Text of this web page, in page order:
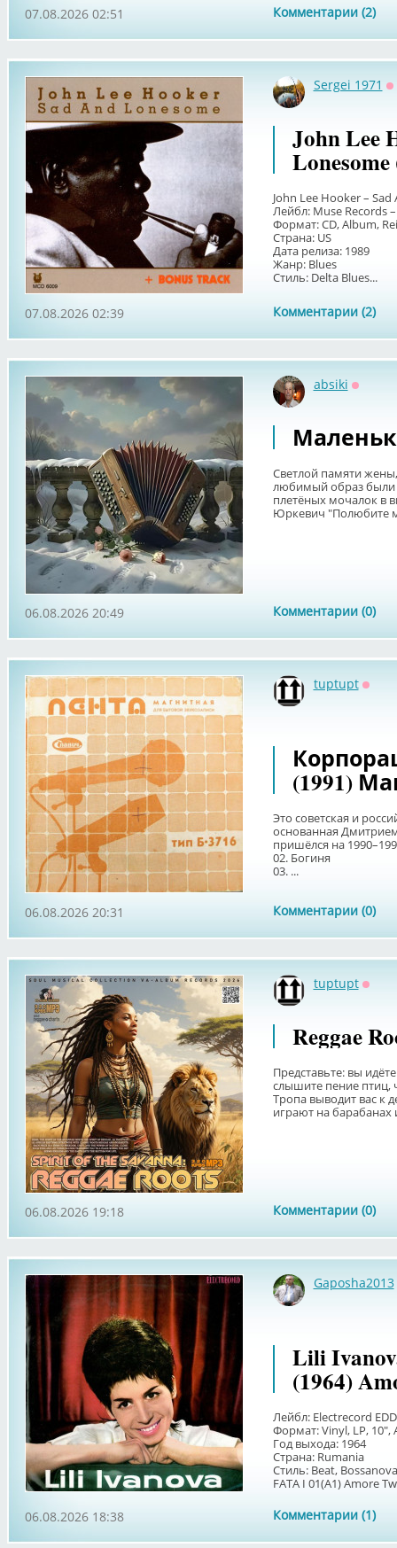
Комментарии (2)
07.08.2026 02:51
Sergei 1971
John Lee
John Lee Hooker –
Лейбл: Muse Records
Формат: CD, Album,
Страна: US
Дата релиза: 1989
Жанр: Blues
Стиль: Delta Blues...
Комментарии (2)
07.08.2026 02:39
absiki
Светлой памяти
любимый образ были
плетёных мочалок в
Юркевич "Полюбите
Комментарии (0)
06.08.2026 20:49
tuptupt
(1991)
Это советская и
основанная
пришёлся на
02. Богиня
03. ...
Комментарии (0)
06.08.2026 20:31
tuptupt
Reggae
Представьте: вы
слышите пение птиц,
Тропа выводит вас к
играют на барабанах
Комментарии (0)
06.08.2026 19:18
Gaposha2013
Lili
(1964)
Лейбл: Electrecord
Формат: Vinyl, LP, 10",
Год выхода: 1964
Страна: Rumania
Стиль: Beat,
FATA I 01(A1) Amore
Комментарии (1)
06.08.2026 18:38